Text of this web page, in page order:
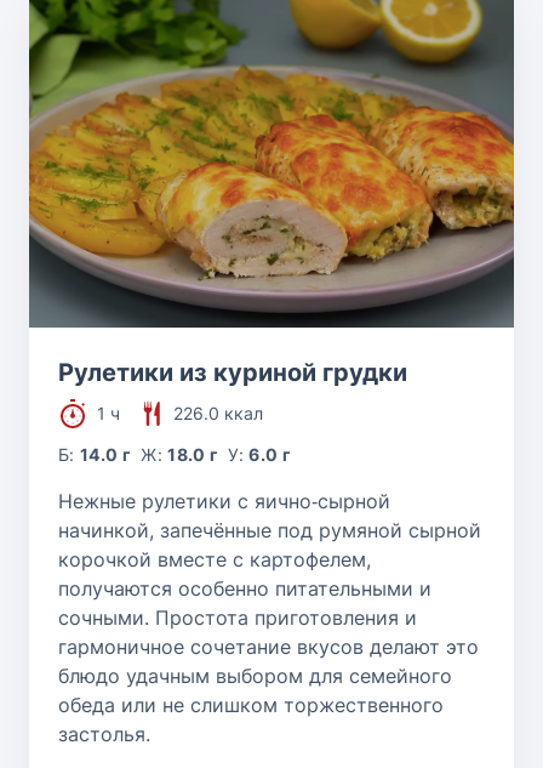
Рулетики из куриной грудки
1 ч
226.0 ккал
Б:14.0 г Ж:18.0 г У:6.0 г
Нежные рулетики с яично‑сырной
начинкой, запечённые под румяной сырной
корочкой вместе с картофелем,
получаются особенно питательными и
сочными. Простота приготовления и
гармоничное сочетание вкусов делают это
блюдо удачным выбором для семейного
обеда или не слишком торжественного
застолья.